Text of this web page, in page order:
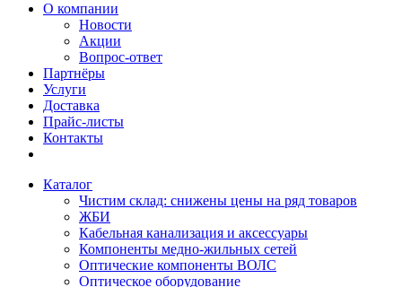
О компании
Новости
Акции
Вопрос-ответ
Партнёры
Услуги
Доставка
Прайс-листы
Контакты
Каталог
Чистим склад: снижены цены на ряд товаров
ЖБИ
Кабельная канализация и аксессуары
Компоненты медно-жильных сетей
Оптические компоненты ВОЛС
Оптическое оборудование